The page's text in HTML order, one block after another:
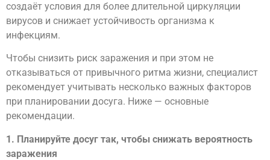
создаёт условия для более длительной циркуляции
вирусов и снижает устойчивость организма к
инфекциям.
Чтобы снизить риск заражения и при этом не
отказываться от привычного ритма жизни, специалист
рекомендует учитывать несколько важных факторов
при планировании досуга. Ниже — основные
рекомендации.
1. Планируйте досуг так, чтобы снижать вероятность
заражения